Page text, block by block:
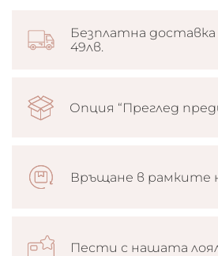
Безплатна доставка
49лв.
Опция “Преглед
Връщане в рамките
Пести с нашата